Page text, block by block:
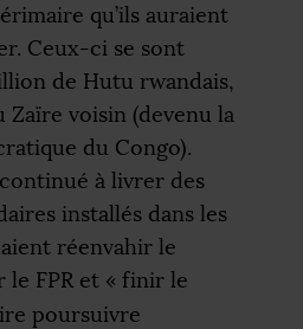
qu’ils auraient
Ceux-ci se sont
de Hutu rwandais,
Zaïre voisin (devenu la
du Congo).
à livrer des
installés dans les
réenvahir le
le FPR et « finir le
poursuivre